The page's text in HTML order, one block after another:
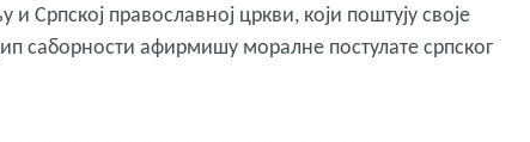
Српској православној цркви, који поштују своје
саборности афирмишу моралне постулате српског